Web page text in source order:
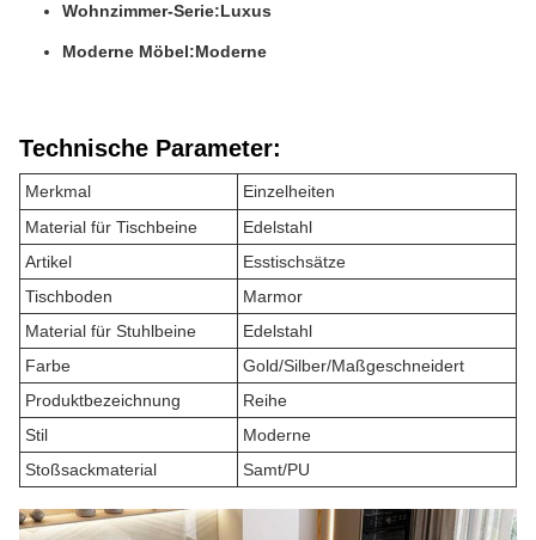
Wohnzimmer-Serie:Luxus
Moderne Möbel:Moderne
Technische Parameter:
Merkmal
Einzelheiten
Material für Tischbeine
Edelstahl
Artikel
Esstischsätze
Tischboden
Marmor
Material für Stuhlbeine
Edelstahl
Farbe
Gold/Silber/Maßgeschneidert
Produktbezeichnung
Reihe
Stil
Moderne
Stoßsackmaterial
Samt/PU